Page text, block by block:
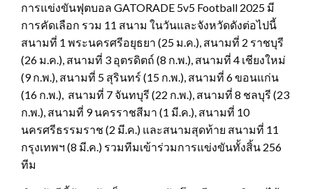
การแข่งขันฟุตบอล GATORADE 5v5 Football 2025 มี
การคัดเลือก รวม 11 สนาม ในวันและจังหวัดดังต่อไปนี้
สนามที่ 1 พระนครศรีอยุธยา (25 ม.ค.), สนามที่ 2 ราชบุรี
(26 ม.ค.), สนามที่ 3 อุตรดิตถ์ (8 ก.พ.), สนามที่ 4 เชียงใหม่
(9 ก.พ.), สนามที่ 5 สุรินทร์ (15 ก.พ.), สนามที่ 6 ขอนแก่น
(16 ก.พ.), สนามที่ 7 จันทบุรี (22 ก.พ.), สนามที่ 8 ชลบุรี (23
ก.พ.), สนามที่ 9 นครราชสีมา (1 มี.ค.), สนามที่ 10
นครศรีธรรมราช (2 มี.ค.) และสนามสุดท้าย สนามที่ 11
กรุงเทพฯ (8 มี.ค.) รวมทีมเข้าร่วมการแข่งขันทั้งสิ้น 256
ทีม